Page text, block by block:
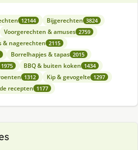
12144 Bijgerechten 3824
Voorgerechten & amuses 2759
& nagerechten 2115
Borrelhapjes & tapas 2015
1975 BBQ & buiten koken 1434
1312 Kip & gevogelte 1297
recepten 1177